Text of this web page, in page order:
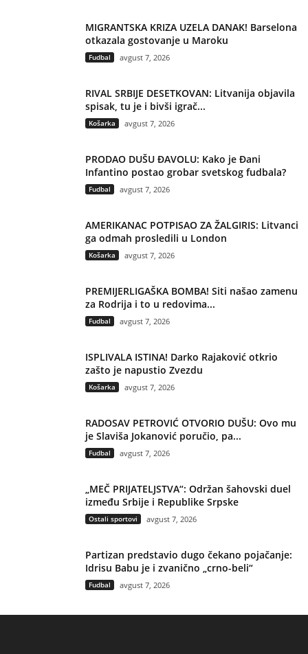
MIGRANTSKA KRIZA UZELA DANAK! Barselona
otkazala gostovanje u Maroku
Fudbal avgust 7, 2026
RIVAL SRBIJE DESETKOVAN: Litvanija objavila
spisak, tu je i bivši igrač...
Košarka avgust 7, 2026
PRODAO DUŠU ĐAVOLU: Kako je Đani
Infantino postao grobar svetskog fudbala?
Fudbal avgust 7, 2026
AMERIKANAC POTPISAO ZA ŽALGIRIS: Litvanci
ga odmah prosledili u London
Košarka avgust 7, 2026
PREMIJERLIGAŠKA BOMBA! Siti našao zamenu
za Rodrija i to u redovima...
Fudbal avgust 7, 2026
ISPLIVALA ISTINA! Darko Rajaković otkrio
zašto je napustio Zvezdu
Košarka avgust 7, 2026
RADOSAV PETROVIĆ OTVORIO DUŠU: Ovo mu
je Slaviša Jokanović poručio, pa...
Fudbal avgust 7, 2026
„MEČ PRIJATELJSTVA“: Održan šahovski duel
između Srbije i Republike Srpske
Ostali sportovi avgust 7, 2026
Partizan predstavio dugo čekano pojačanje:
Idrisu Babu je i zvanično „crno-beli“
Fudbal avgust 7, 2026